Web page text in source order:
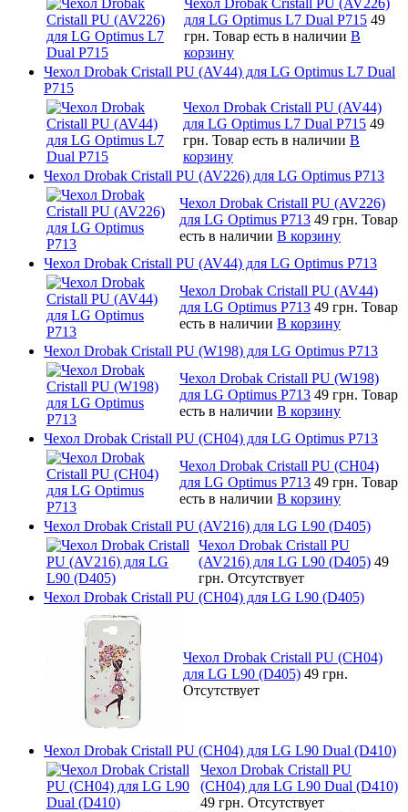
для LG Optimus L7 Dual P715 49
грн. Товар есть в наличии В
корзину
Чехол Drobak Cristall PU (AV44) для LG Optimus L7 Dual
P715
Чехол Drobak Cristall PU (AV44)
для LG Optimus L7 Dual P715 49
грн. Товар есть в наличии В
корзину
Чехол Drobak Cristall PU (AV226) для LG Optimus P713
Чехол Drobak Cristall PU (AV226)
для LG Optimus P713 49 грн. Товар
есть в наличии В корзину
Чехол Drobak Cristall PU (AV44) для LG Optimus P713
Чехол Drobak Cristall PU (AV44)
для LG Optimus P713 49 грн. Товар
есть в наличии В корзину
Чехол Drobak Cristall PU (W198) для LG Optimus P713
Чехол Drobak Cristall PU (W198)
для LG Optimus P713 49 грн. Товар
есть в наличии В корзину
Чехол Drobak Cristall PU (CH04) для LG Optimus P713
Чехол Drobak Cristall PU (CH04)
для LG Optimus P713 49 грн. Товар
есть в наличии В корзину
Чехол Drobak Cristall PU (AV216) для LG L90 (D405)
Чехол Drobak Cristall PU
(AV216) для LG L90 (D405) 49
грн. Отсутствует
Чехол Drobak Cristall PU (CH04) для LG L90 (D405)
Чехол Drobak Cristall PU (CH04)
для LG L90 (D405) 49 грн.
Отсутствует
Чехол Drobak Cristall PU (CH04) для LG L90 Dual (D410)
Чехол Drobak Cristall PU
(CH04) для LG L90 Dual (D410)
49 грн. Отсутствует